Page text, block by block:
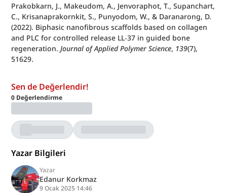
Prakobkarn, J., Makeudom, A., Jenvoraphot, T., Supanchart,
C., Krisanaprakornkit, S., Punyodom, W., & Daranarong, D.
(2022). Biphasic nanofibrous scaffolds based on collagen
and PLC for controlled release LL‐37 in guided bone
regeneration. Journal of Applied Polymer Science, 139(7),
51629.
Sen de Değerlendir!
0 Değerlendirme
Yazar Bilgileri
Yazar
Edanur Korkmaz
9 Ocak 2025 14:46